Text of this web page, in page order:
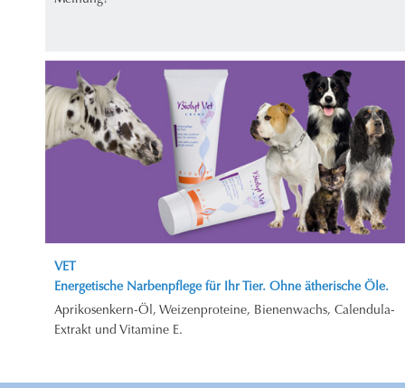
VET
Energetische Narbenpflege für Ihr Tier. Ohne ätherische Öle.
Aprikosenkern-Öl, Weizenproteine, Bienenwachs, Calendula-
Extrakt und Vitamine E.